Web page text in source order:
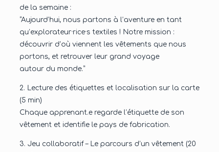
de la semaine :
“Aujourd’hui, nous partons à l’aventure en tant
qu’explorateur·rice·s textiles ! Notre mission :
découvrir d’où viennent les vêtements que nous
portons, et retrouver leur grand voyage
autour du monde.”
2. Lecture des étiquettes et localisation sur la carte
(5 min)
Chaque apprenant.e regarde l’étiquette de son
vêtement et identifie le pays de fabrication.
3. Jeu collaboratif – Le parcours d’un vêtement (20